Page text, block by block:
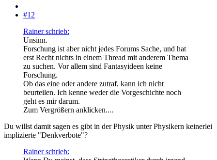
#12
Rainer schrieb:
Unsinn.
Forschung ist aber nicht jedes Forums Sache, und hat
erst Recht nichts in einem Thread mit anderem Thema
zu suchen. Vor allem sind Fantasyideen keine
Forschung.
Ob das eine oder andere zutraf, kann ich nicht
beurteilen. Ich kenne weder die Vorgeschichte noch
geht es mir darum.
Zum Vergrößern anklicken....
Du willst damit sagen es gibt in der Physik unter Physikern keinerlei
implizierte "Denkverbote"?
Rainer schrieb: